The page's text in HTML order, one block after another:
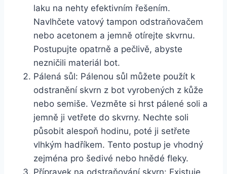
laku na nehty efektivním řešením.
Navlhčete vatový tampon odstraňovačem
nebo acetonem a jemně otírejte skvrnu.
‍Postupujte opatrně a pečlivě, abyste
nezničili materiál bot.
Pálená sůl: Pálenou⁤ sůl můžete použít ‍k
odstranění skvrn z bot vyrobených z⁢ kůže
nebo semiše. Vezměte si hrst pálené soli a
jemně ji ‍vetřete do skvrny. Nechte soli
působit alespoň hodinu, ​poté ​ji setřete
‌vlhkým hadříkem. Tento postup je vhodný
zejména pro šedivé nebo hnědé fleky.
Přípravek na odstraňování skvrn: Existuje